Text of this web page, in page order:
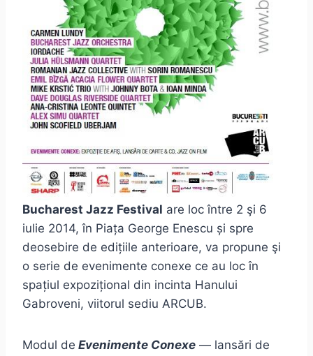
Bucharest Jazz Festival are loc între 2 şi 6
iulie 2014, în Piața George Enescu și spre
deosebire de edițiile anterioare, va propune şi
o serie de evenimente conexe ce au loc în
spațiul expozițional din incinta Hanului
Gabroveni, viitorul sediu ARCUB.
Modul de Evenimente Conexe — lansări de